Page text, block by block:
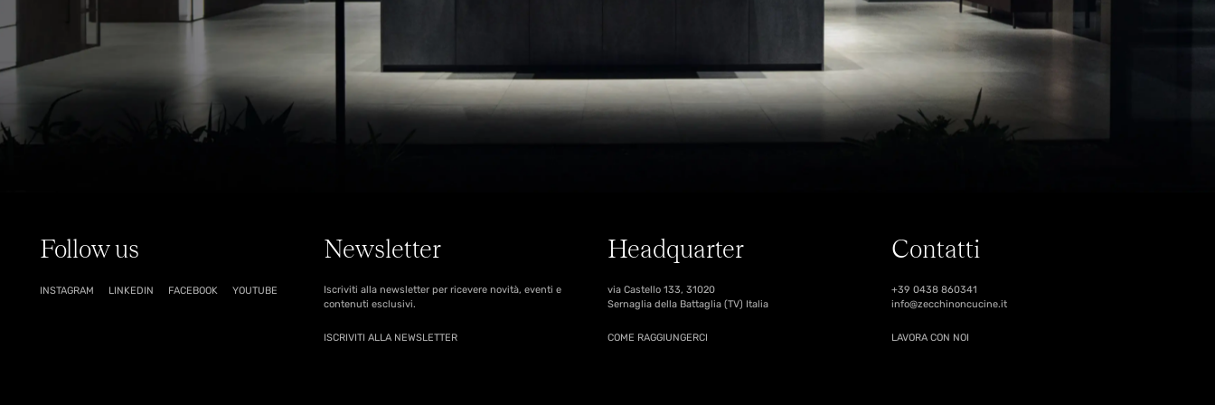
Follow us
INSTAGRAM LINKEDIN FACEBOOK YOUTUBE
Newsletter
Iscriviti alla newsletter per ricevere novità, eventi e
contenuti esclusivi.
ISCRIVITI ALLA NEWSLETTER
Headquarter
via Castello 133, 31020
Sernaglia della Battaglia (TV) Italia
COME RAGGIUNGERCI
Contatti
+39 0438 860341
info@zecchinoncucine.it
LAVORA CON NOI